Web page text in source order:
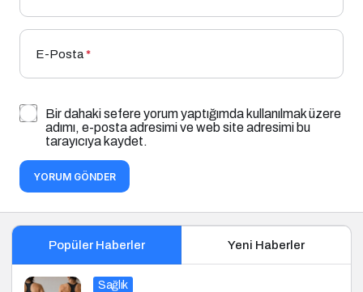
E-Posta*
Bir dahaki sefere yorum yaptığımda kullanılmak üzere
adımı, e-posta adresimi ve web site adresimi bu
tarayıcıya kaydet.
YORUM GÖNDER
Popüler Haberler Yeni Haberler
Sağlık